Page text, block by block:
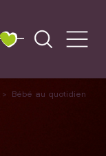
Bébé au quotidien